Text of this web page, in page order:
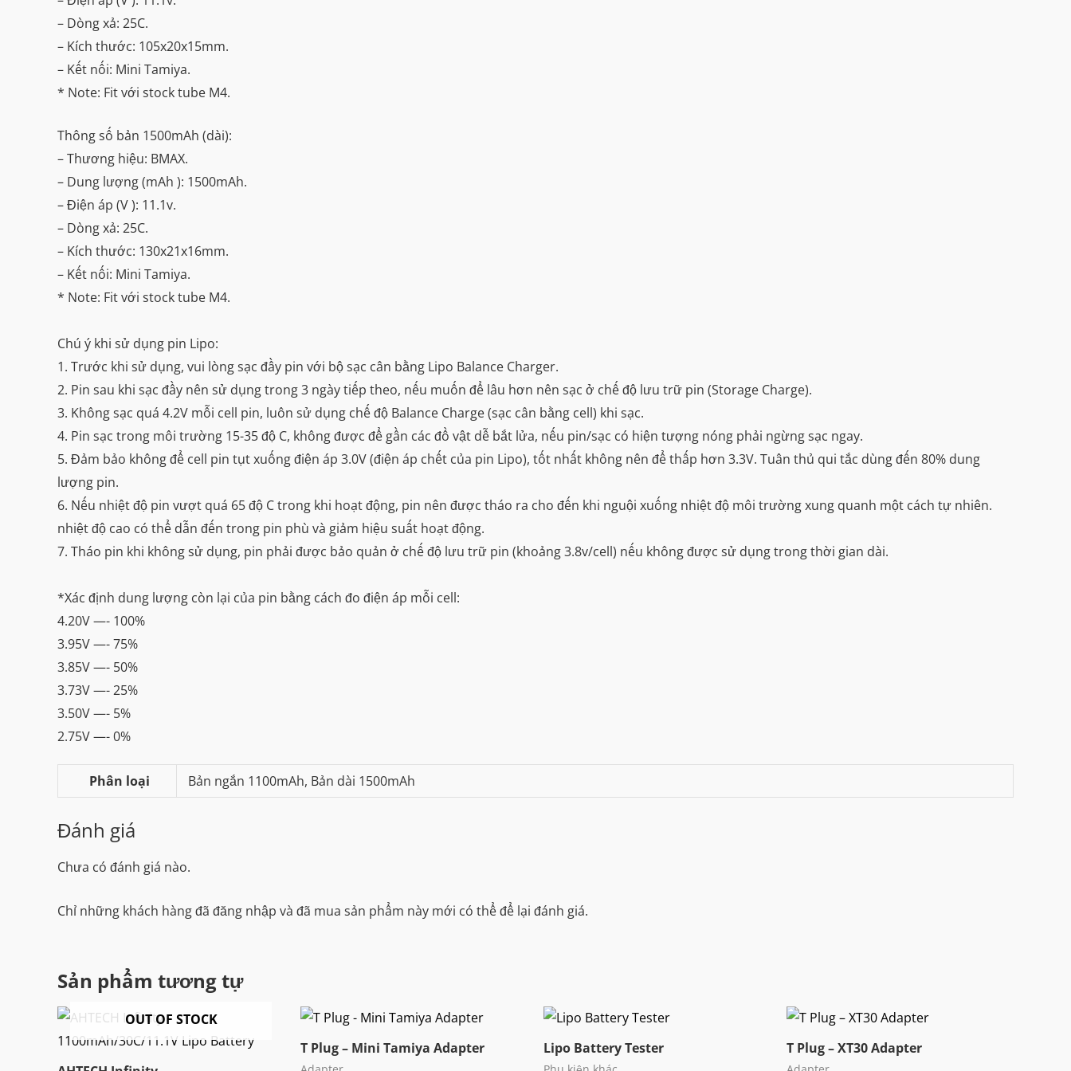
– Dòng xả: 25C.
– Kích thước: 105x20x15mm.
– Kết nối: Mini Tamiya.
* Note: Fit với stock tube M4.
Thông số bản 1500mAh (dài):
– Thương hiệu: BMAX.
– Dung lượng (mAh ): 1500mAh.
– Điện áp (V ): 11.1v.
– Dòng xả: 25C.
– Kích thước: 130x21x16mm.
– Kết nối: Mini Tamiya.
* Note: Fit với stock tube M4.
Chú ý khi sử dụng pin Lipo:
1. Trước khi sử dụng, vui lòng sạc đầy pin với bộ sạc cân bằng Lipo Balance Charger.
2. Pin sau khi sạc đầy nên sử dụng trong 3 ngày tiếp theo, nếu muốn để lâu hơn nên sạc ở chế độ lưu trữ pin (Storage Charge).
3. Không sạc quá 4.2V mỗi cell pin, luôn sử dụng chế độ Balance Charge (sạc cân bằng cell) khi sạc.
4. Pin sạc trong môi trường 15-35 độ C, không được để gần các đồ vật dễ bắt lửa, nếu pin/sạc có hiện tượng nóng phải ngừng sạc ngay.
5. Đảm bảo không để cell pin tụt xuống điện áp 3.0V (điện áp chết của pin Lipo), tốt nhất không nên để thấp hơn 3.3V. Tuân thủ qui tắc dùng đến 80% dung
lượng pin.
6. Nếu nhiệt độ pin vượt quá 65 độ C trong khi hoạt động, pin nên được tháo ra cho đến khi nguội xuống nhiệt độ môi trường xung quanh một cách tự nhiên.
nhiệt độ cao có thể dẫn đến trong pin phù và giảm hiệu suất hoạt động.
7. Tháo pin khi không sử dụng, pin phải được bảo quản ở chế độ lưu trữ pin (khoảng 3.8v/cell) nếu không được sử dụng trong thời gian dài.
*Xác định dung lượng còn lại của pin bằng cách đo điện áp mỗi cell:
4.20V —- 100%
3.95V —- 75%
3.85V —- 50%
3.73V —- 25%
3.50V —- 5%
2.75V —- 0%
Phân loại Bản ngắn 1100mAh, Bản dài 1500mAh
Đánh giá
Chưa có đánh giá nào.
Chỉ những khách hàng đã đăng nhập và đã mua sản phẩm này mới có thể để lại đánh giá.
Sản phẩm tương tự
OUT OF STOCK
T Plug – Mini Tamiya Adapter Lipo Battery Tester T Plug – XT30 Adapter